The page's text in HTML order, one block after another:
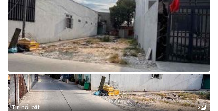
Tin nổi bật 3